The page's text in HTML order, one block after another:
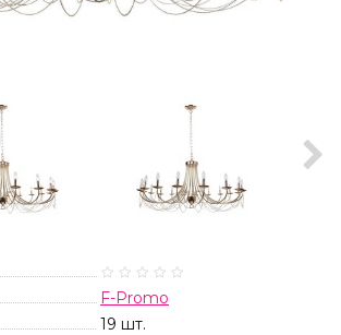
F-Promo
19 шт.